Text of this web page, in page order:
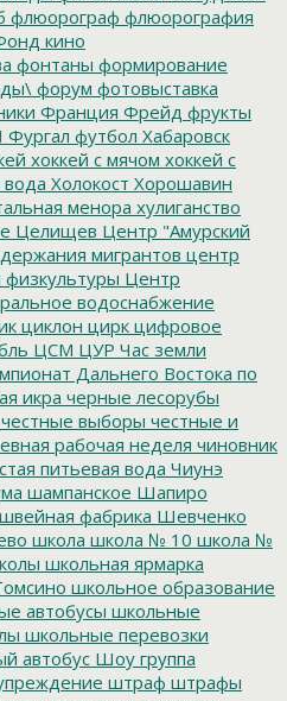
флюорограф флюорография
кино
фонтаны формирование
форум фотовыставка
Франция Фрейд фрукты
Фургал футбол Хабаровск
хоккей с мячом хоккей с
Холокост Хорошавин
менора хулиганство
Целищев Центр "Амурский
мигрантов центр
Центр
водоснабжение
циклон цирк цифровое
ЦСМ ЦУР Час земли
Дальнего Востока по
икра черные лесорубы
честные выборы честные и
рабочая неделя чиновник
питьевая вода Чиунэ
шампанское Шапиро
швейная фабрика Шевченко
школа школа № 10 школа №
школьная ярмарка
школьное образование
автобусы школьные
школьные перевозки
автобус Шоу группа
штраф штрафы